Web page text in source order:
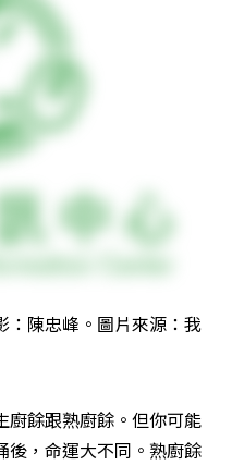
：陳忠峰。圖片來源：我
廚餘跟熟廚餘。但你可能
後，命運大不同。熟廚餘